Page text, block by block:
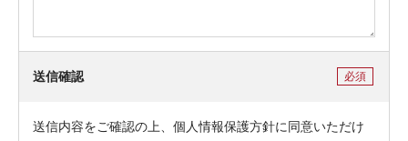
送信確認 必須
送信内容をご確認の上、個人情報保護方針に同意いただけ